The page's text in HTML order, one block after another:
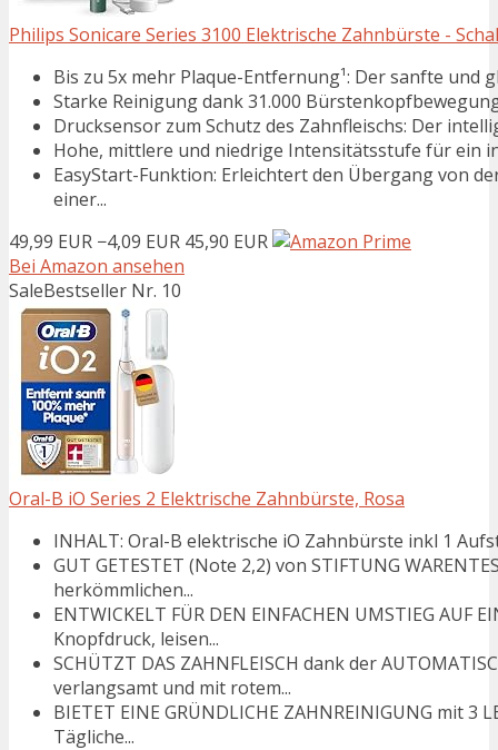
Philips Sonicare Series 3100 Elektrische Zahnbürste -
Bis zu 5x mehr Plaque-Entfernung¹: Der sanfte und
Starke Reinigung dank 31.000
Drucksensor zum Schutz des Zahnfleischs: Der
Hohe, mittlere und niedrige Intensitätsstufe für ein
EasyStart-Funktion: Erleichtert den Übergang von
einer...
49,99 EUR −4,09 EUR 45,90 EUR
Bei Amazon ansehen
SaleBestseller Nr. 10
Oral-B iO Series 2 Elektrische Zahnbürste, Rosa
INHALT: Oral-B elektrische iO Zahnbürste inkl 1
GUT GETESTET (Note 2,2) von STIFTUNG
herkömmlichen...
ENTWICKELT FÜR DEN EINFACHEN UMSTIEG AUF
Knopfdruck, leisen...
SCHÜTZT DAS ZAHNFLEISCH dank der
verlangsamt und mit rotem...
BIETET EINE GRÜNDLICHE ZAHNREINIGUNG mit 3
Tägliche...